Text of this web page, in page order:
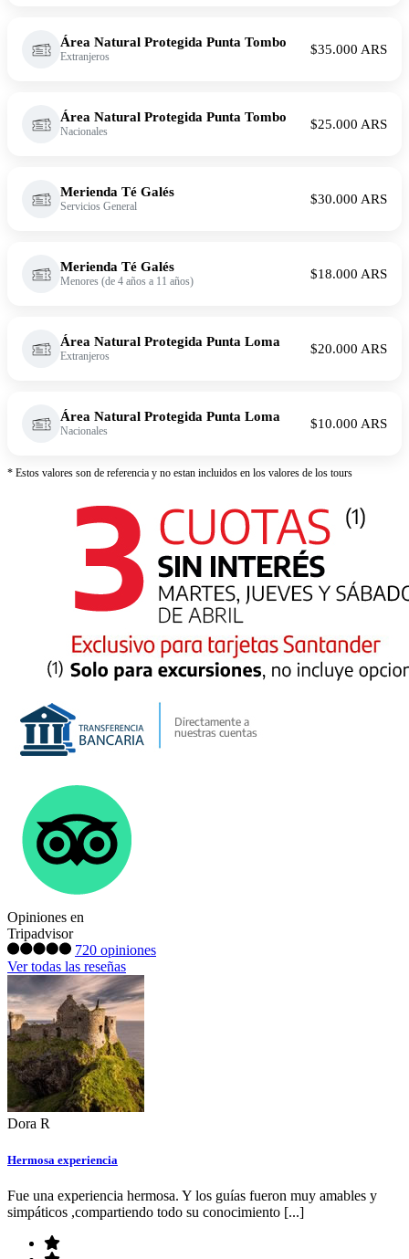
Área Natural Protegida Punta Tombo
Extranjeros
$35.000 ARS
Área Natural Protegida Punta Tombo
Nacionales
$25.000 ARS
Merienda Té Galés
Servicios General
$30.000 ARS
Merienda Té Galés
Menores (de 4 años a 11 años)
$18.000 ARS
Área Natural Protegida Punta Loma
Extranjeros
$20.000 ARS
Área Natural Protegida Punta Loma
Nacionales
$10.000 ARS
* Estos valores son de referencia y no estan incluidos en los valores de los tours
Opiniones en
Tripadvisor
720 opiniones
Ver todas las reseñas
Dora R
Hermosa experiencia
Fue una experiencia hermosa. Y los guías fueron muy amables y
simpáticos ,compartiendo todo su conocimiento [...]